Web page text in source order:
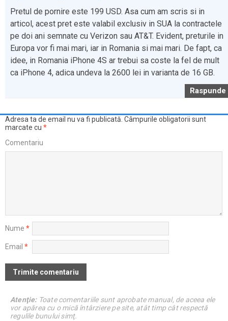
Pretul de pornire este 199 USD. Asa cum am scris si in
articol, acest pret este valabil exclusiv in SUA la contractele
pe doi ani semnate cu Verizon sau AT&T. Evident, preturile in
Europa vor fi mai mari, iar in Romania si mai mari. De fapt, ca
idee, in Romania iPhone 4S ar trebui sa coste la fel de mult
ca iPhone 4, adica undeva la 2600 lei in varianta de 16 GB.
Raspunde
Adresa ta de email nu va fi publicată. Câmpurile obligatorii sunt
marcate cu *
Comentariu
Nume *
Email *
Atenţie:Toate comentariile sunt aprobate manual, de aceea ele
vor apărea cu o mică întârziere pe site, atât timp cât respectă
regulile bunului simţ.